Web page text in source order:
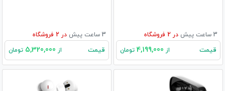
3 ساعت پیش در فروشگاه
قیمت از تومان
3 ساعت پیش در فروشگاه
قیمت از تومان